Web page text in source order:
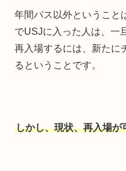
年間パス以外ということ
でUSJに入った人は、一
再入場するには、新たに
るということです。
しかし、現状、再入場が